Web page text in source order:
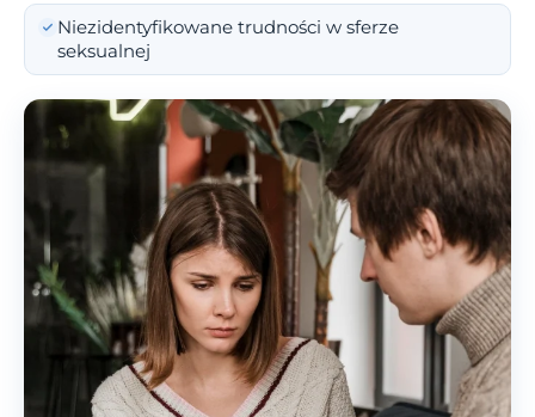
Niezidentyfikowane trudności w sferze
seksualnej